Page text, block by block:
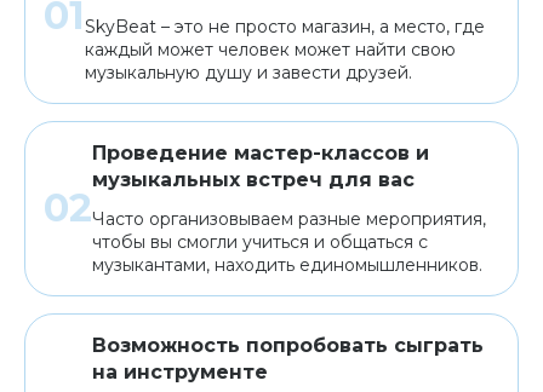
SkyBeat – это не просто магазин, а место, где
каждый может человек может найти свою
музыкальную душу и завести друзей.
Проведение мастер-классов и
музыкальных встреч для вас
Часто организовываем разные мероприятия,
чтобы вы смогли учиться и общаться с
музыкантами, находить единомышленников.
Возможность попробовать сыграть
на инструменте